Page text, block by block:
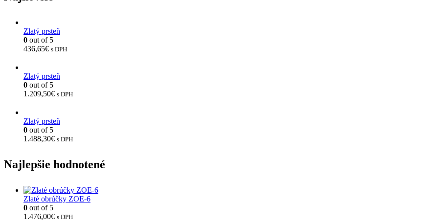
Zlatý prsteň
0 out of 5
436,65€ s DPH
Zlatý prsteň
0 out of 5
1.209,50€ s DPH
Zlatý prsteň
0 out of 5
1.488,30€ s DPH
Najlepšie hodnotené
Zlaté obrúčky ZOE-6
0 out of 5
1.476,00€ s DPH